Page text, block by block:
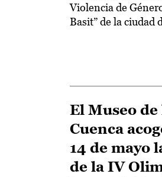
Violencia de
Basit” de la ciudad
El Museo de
Cuenca
14 de mayo
de la IV